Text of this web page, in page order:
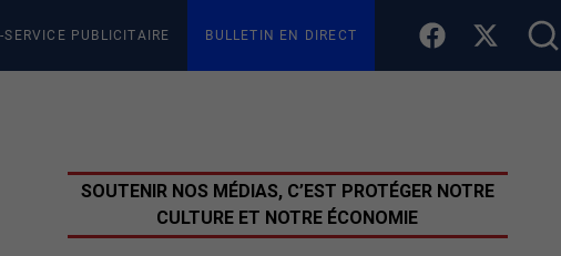
SERVICE PUBLICITAIRE BULLETIN EN DIRECT
SOUTENIR NOS MÉDIAS, C’EST PROTÉGER NOTRE
CULTURE ET NOTRE ÉCONOMIE